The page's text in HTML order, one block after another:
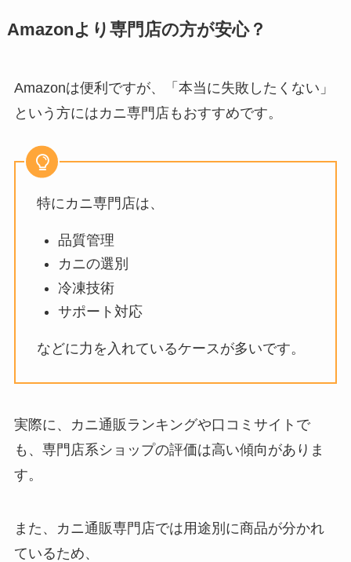
Amazonより専門店の方が安心？
Amazonは便利ですが、「本当に失敗したくない」
という方にはカニ専門店もおすすめです。
特にカニ専門店は、
品質管理
カニの選別
冷凍技術
サポート対応
などに力を入れているケースが多いです。
実際に、カニ通販ランキングや口コミサイトで
も、専門店系ショップの評価は高い傾向がありま
す。
また、カニ通販専門店では用途別に商品が分かれ
ているため、